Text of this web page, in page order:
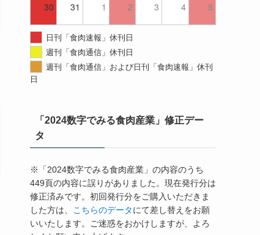
30 31 1 2 3 4 5
日刊「食肉速報」休刊日
週刊「食肉通信」休刊日
週刊「食肉通信」および日刊「食肉速報」休刊
日
「2024数字でみる食肉産業」修正デー
タ
※「2024数字でみる食肉産業」の内容のうち
449頁の内容に誤りがありました。現在発行分は
修正済みです。初回発行分をご購入いただきま
した方は、
こちらのデータにて差し替えをお願
いいたします。ご迷惑をおかけしますが、よろ